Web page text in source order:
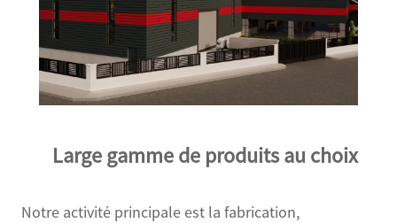
Large gamme de produits au choix
Notre activité principale est la fabrication,